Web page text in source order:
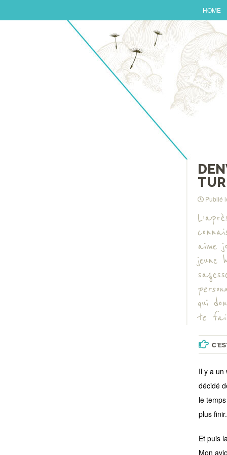
HOME
Publié
aime
jeune
qui
te
Il y a un
décidé
le
plus finir.
Et puis
Mon